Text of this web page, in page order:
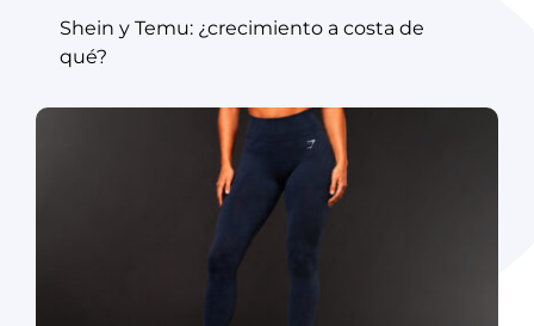
Shein y Temu: ¿crecimiento a costa de
qué?